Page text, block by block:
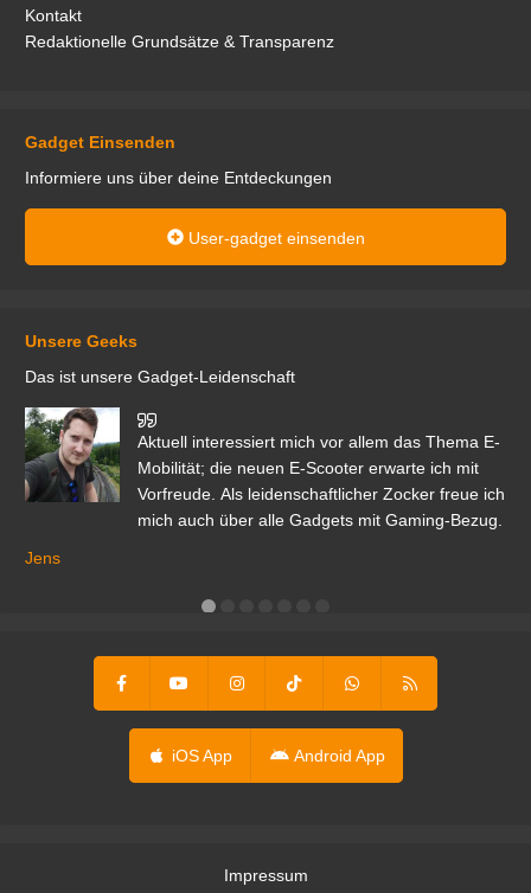
Kontakt
Redaktionelle Grundsätze & Transparenz
Gadget Einsenden
Informiere uns über deine Entdeckungen
User-gadget einsenden
Unsere Geeks
Das ist unsere Gadget-Leidenschaft
Aktuell interessiert mich vor allem das Thema E-
Mobilität; die neuen E-Scooter erwarte ich mit
Vorfreude. Als leidenschaftlicher Zocker freue ich
mich auch über alle Gadgets mit Gaming-Bezug.
Jens
iOS App Android App
Impressum